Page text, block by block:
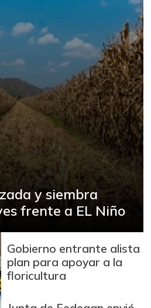
y siembra
frente a EL Niño
Gobierno entrante alista
plan para apoyar a la
floricultura